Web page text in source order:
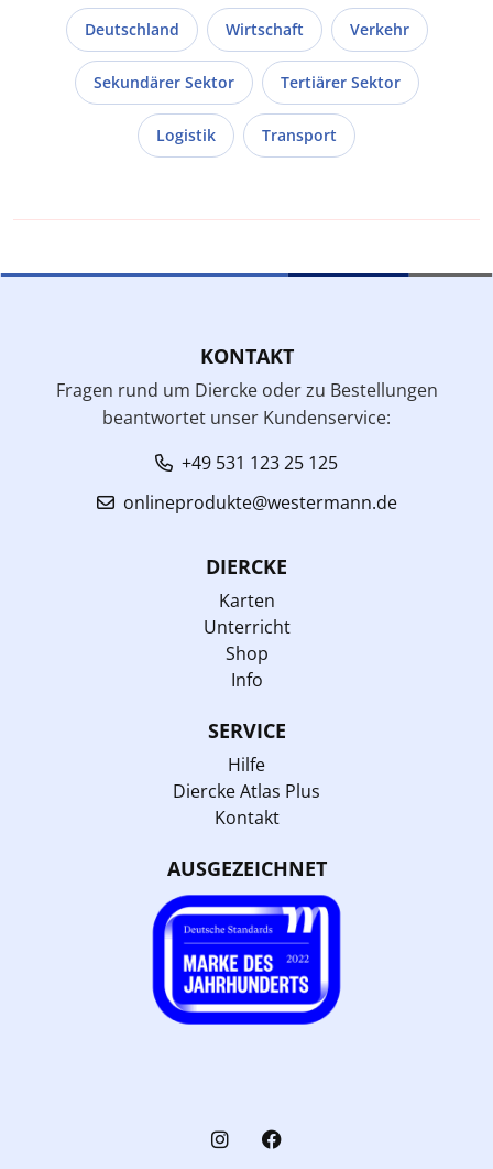
Deutschland Wirtschaft Verkehr
Sekundärer Sektor Tertiärer Sektor
Logistik Transport
KONTAKT
Fragen rund um Diercke oder zu Bestellungen
beantwortet unser Kundenservice:
+49 531 123 25 125
onlineprodukte@westermann.de
DIERCKE
Karten
Unterricht
Shop
Info
SERVICE
Hilfe
Diercke Atlas Plus
Kontakt
AUSGEZEICHNET